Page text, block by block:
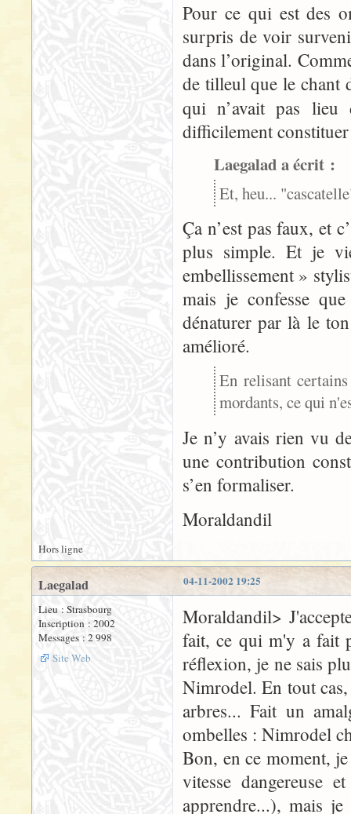
Pour ce qui est des
surpris de voir
dans l’original.
de tilleul que le chant
qui n’avait pas lieu
difficilement
Laegalad a écrit :
Et, heu...
Ça n’est pas faux, et
plus simple. Et je
embellissement »
mais je confesse
dénaturer par là le
amélioré.
En relisant
mordants, ce qui
Je n’y avais rien vu
une contribution
s’en formaliser.
Moraldandil
Hors ligne
04-11-2002 19:25
Laegalad
Lieu : Strasbourg
Inscription : 2002
Messages : 2 998
Site Web
Moraldandil>
fait, ce qui m'y a fait
réflexion, je ne sais
Nimrodel. En tout
arbres... Fait un
ombelles : Nimrodel
Bon, en ce moment,
vitesse dangereuse
apprendre...), mais